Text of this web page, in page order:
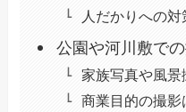
人だかりへの対
公園や河川敷で
家族写真や風
商業目的の撮影